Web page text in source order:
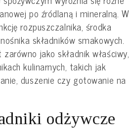
po źródlaną i mineralną. W
rozpuszczalnika, środka
składników smakowych.
jako składnik właściwy,
kulinarnych, takich jak
duszenie czy gotowanie na
odżywcze